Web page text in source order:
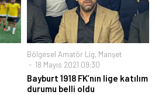
Bölgesel Amatör Lig, Manşet
18 Mayıs 2021 09:30
Bayburt 1918 FK’nın lige katılım
durumu belli oldu